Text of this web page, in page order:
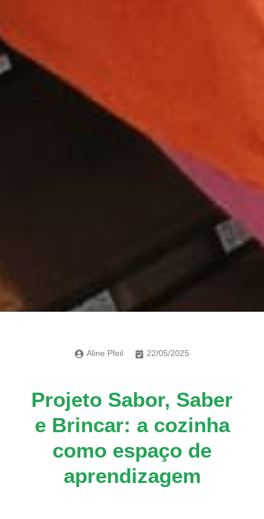
Aline Pfeil 22/05/2025
Projeto Sabor, Saber
e Brincar: a cozinha
como espaço de
aprendizagem